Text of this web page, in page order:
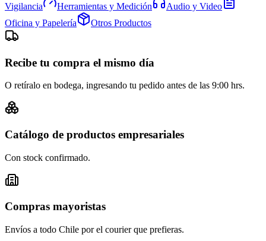
Vigilancia
Herramientas y Medición
Audio y Video
Oficina y Papelería
Otros Productos
Recibe tu compra el mismo día
O retíralo en bodega, ingresando tu pedido antes de las 9:00 hrs.
Catálogo de productos empresariales
Con stock confirmado.
Compras mayoristas
Envíos a todo Chile por el courier que prefieras.